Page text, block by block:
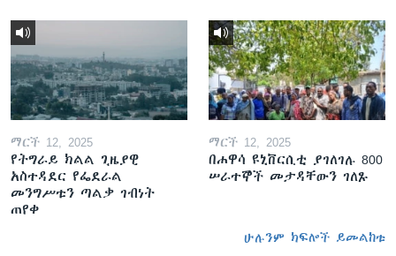
ማርች 12, 2025
የትግራይ ክልል ጊዜያዊ
አስተዳደር የፌደራል
መንግሥቱን ጣልቃ ገብነት
ጠየቀ
ማርች 12, 2025
በሐዋሳ ዩኒቨርሲቲ ያገለገሉ 800
ሠራተኞች መታዳቸውን ገለጹ
ሁሉንም ክፍሎች ይመልከቱ